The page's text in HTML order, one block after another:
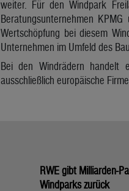
weiter. Für den Windpark
Beratungsunternehmen
Wertschöpfung bei diesem
Unternehmen im Umfeld des
Bei den Windrädern handelt
ausschließlich europäische
RWE gibt Milliarden-
Windparks zurück